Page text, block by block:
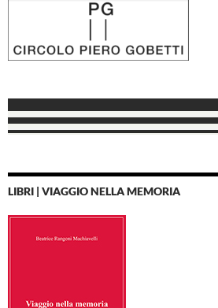
LIBRI | VIAGGIO NELLA MEMORIA